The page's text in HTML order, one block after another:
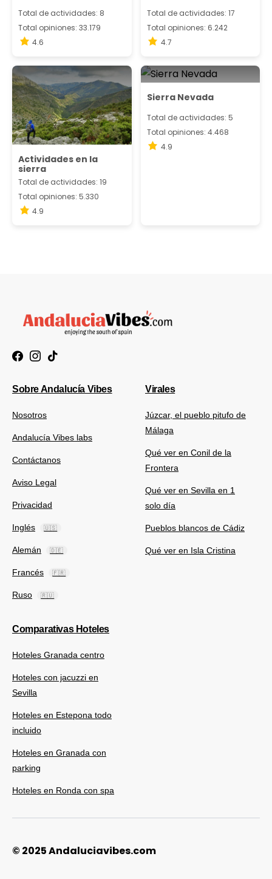
Total de actividades: 8
Total opiniones: 33.179
4.6
Total de actividades: 17
Total opiniones: 6.242
4.7
Actividades en la
sierra
Total de actividades: 19
Total opiniones: 5.330
4.9
Sierra Nevada
Total de actividades: 5
Total opiniones: 4.468
4.9
Sobre Andalucía Vibes
Nosotros
Andalucía Vibes labs
Contáctanos
Aviso Legal
Privacidad
Inglés 🇺🇸
Alemán 🇩🇪
Francés 🇫🇷
Ruso 🇷🇺
Virales
Júzcar, el pueblo pitufo de
Málaga
Qué ver en Conil de la
Frontera
Qué ver en Sevilla en 1
solo día
Pueblos blancos de Cádiz
Qué ver en Isla Cristina
Comparativas Hoteles
Hoteles Granada centro
Hoteles con jacuzzi en
Sevilla
Hoteles en Estepona todo
incluido
Hoteles en Granada con
parking
Hoteles en Ronda con spa
© 2025 Andaluciavibes.com